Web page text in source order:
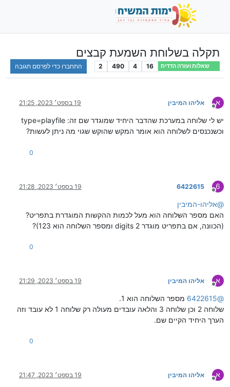
תקלה בשלוחת השמעת קבצים
שאלות ועזרה הדדית 16
4
490
2 התחברו כדי לפרסם תגובה
א
מנותק
אליהו המיבין 19 בספט׳ 2023, 21:25
יש לי שלוחה במערכת שהדבר היחיד שמוגדר שם זה: type=playfile
וכשנכנסים לשלוחה הוא אומר המקש שהוקש שגוי מה ניתן לעשות?
0
6
מנותק
6422615 19 בספט׳ 2023, 21:28
@אליהו-המיבין
האם מספר השלוחה הוא מעל לכמות ההקשות המוגדרת בתפריט?
(הכוונה, אם בתפריט מוגדר digits 2 ומספר השלוחה הוא 123)?
0
א
מנותק
אליהו המיבין 19 בספט׳ 2023, 21:29
@
6422615 מספר השלוחה הוא 1.
שלוחה 2 וכן שלוחה 3 והלאה עובדים מעולה רק שלוחה 1 לא עובד וזה
הערך היחיד הקיים שם.
0
א
מנותק
אליהו המיבין 19 בספט׳ 2023, 21:47